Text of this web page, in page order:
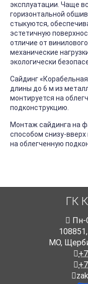
эксплуатации. Чаще
горизонтальной
стыкуются,
эстетичную
отличие от
механические
экологически
Сайдинг
длины до 6 м из
монтируется на
подконструкцию.
Монтаж сайдинга на
способом снизу-
на облегченную
ГК
Пн-
108851,
МО,